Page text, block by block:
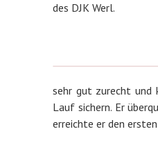
des DJK Werl.
sehr gut zurecht und
Lauf sichern. Er
erreichte er den